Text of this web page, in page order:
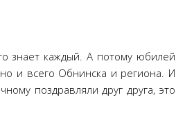
знает каждый. А потому юбилей
и всего Обнинска и региона. И
поздравляли друг друга, это